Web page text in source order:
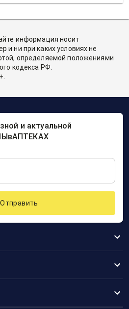
информация носит
и ни при каких условиях не
определяемой положениями
кодекса РФ.
и актуальной
Отправить